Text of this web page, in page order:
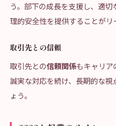
う。部下の成長を支援し、適
理的安全性を提供することがリ
取引先との信頼
取引先との信頼関係もキャリア
誠実な対応を続け、長期的な
ょう。